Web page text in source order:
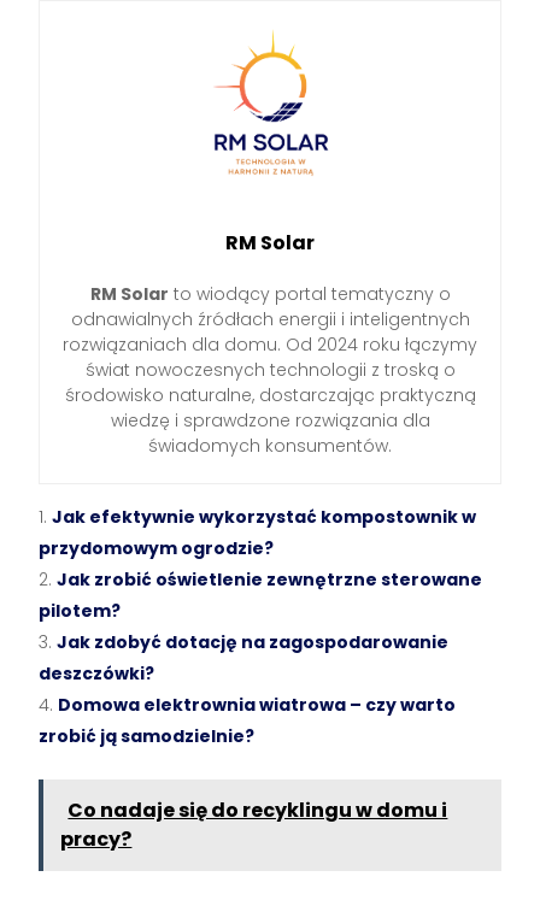
RM Solar
RM Solar to wiodący portal tematyczny o
odnawialnych źródłach energii i inteligentnych
rozwiązaniach dla domu. Od 2024 roku łączymy
świat nowoczesnych technologii z troską o
środowisko naturalne, dostarczając praktyczną
wiedzę i sprawdzone rozwiązania dla
świadomych konsumentów.
Jak efektywnie wykorzystać kompostownik w
przydomowym ogrodzie?
Jak zrobić oświetlenie zewnętrzne sterowane
pilotem?
Jak zdobyć dotację na zagospodarowanie
deszczówki?
Domowa elektrownia wiatrowa – czy warto
zrobić ją samodzielnie?
Co nadaje się do recyklingu w domu i
pracy?